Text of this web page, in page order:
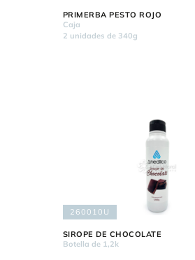
PRIMERBA PESTO ROJO
Caja
2 unidades de 340g
260010U
SIROPE DE CHOCOLATE
Botella de 1,2k